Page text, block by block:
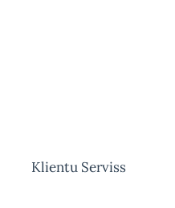
Klientu Serviss